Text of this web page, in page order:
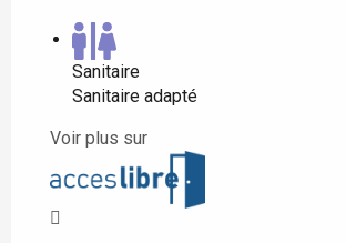
Sanitaire
Sanitaire adapté
Voir plus sur